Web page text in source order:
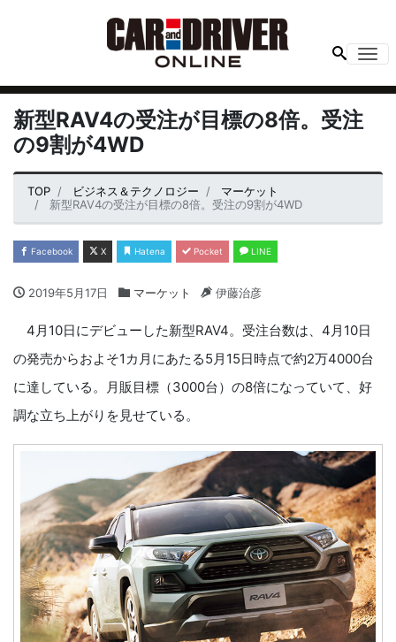
新型RAV4の受注が目標の8倍。受注
の9割が4WD
TOP ビジネス＆テクノロジー
マーケット
新型RAV4の受注が目標の8倍。受注の9割が4WD
Facebook X Hatena Pocket LINE
2019年5月17日 マーケット 伊藤治彦
4月10日にデビューした新型RAV4。受注台数は、4月10日
の発売からおよそ1カ月にあたる5月15日時点で約2万4000台
に達している。月販目標（3000台）の8倍になっていて、好
調な立ち上がりを見せている。